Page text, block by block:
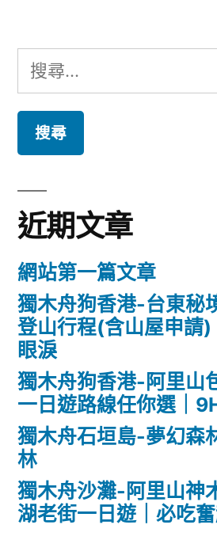
搜
尋
鍵
字:
近期文章
網站第一篇文章
獨木舟狗香港-台東秘
登山行程(含山屋申請)
眼淚
獨木舟狗香港-阿里山
一日遊路線任你選｜
獨木舟石垣島-夢幻森
林
獨木舟沙灘-阿里山神
湖老街一日遊｜必吃